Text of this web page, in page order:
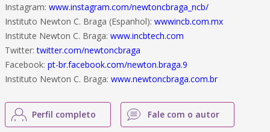
Instagram: www.instagram.com/newtoncbraga_ncb/
Instituto Newton C. Braga (Espanhol): wwwincb.com.mx
Institute Newton C. Braga: www.incbtech.com
Twitter:twitter.com/newtoncbraga
Facebook: pt-br.facebook.com/newton.braga.9
Instituto Newton C. Braga: www.newtoncbraga.com.br
Perfil completo Fale com o autor